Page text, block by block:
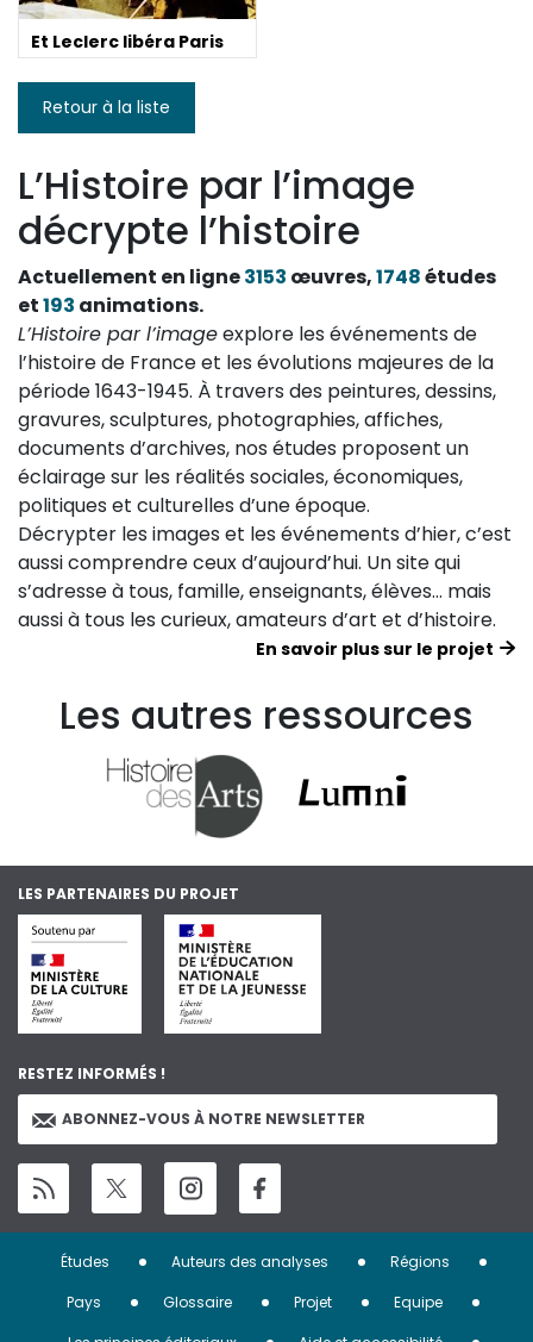
Et Leclerc libéra Paris
Retour à la liste
L’Histoire par l’image
décrypte l’histoire
Actuellement en ligne3153 œuvres,1748études
et193 animations.
L’Histoire par l’imageexplore les événements de
l’histoire de France et les évolutions majeures de la
période 1643-1945. À travers des peintures, dessins,
gravures, sculptures, photographies, affiches,
documents d’archives, nos études proposent un
éclairage sur les réalités sociales, économiques,
politiques et culturelles d’une époque.
Décrypter les images et les événements d’hier, c’est
aussi comprendre ceux d’aujourd’hui. Un site qui
s’adresse à tous, famille, enseignants, élèves… mais
aussi à tous les curieux, amateurs d’art et d’histoire.
En savoir plus sur le projet
Les autres ressources
LES PARTENAIRES DU PROJET
RESTEZ INFORMÉS !
ABONNEZ-VOUS À NOTRE NEWSLETTER
Menu
Pied
Études Auteurs des analyses
Régions
Pays
Glossaire Projet
Equipe